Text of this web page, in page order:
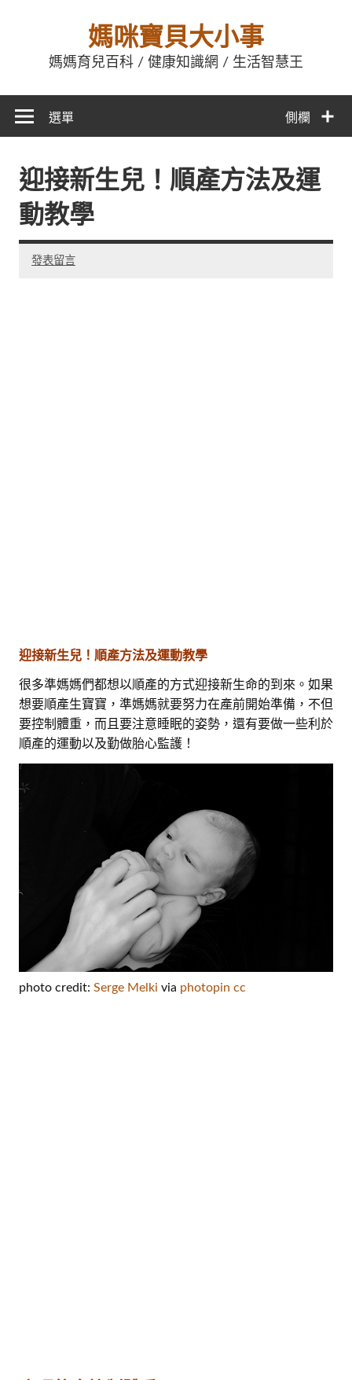
媽咪寶貝大小事
媽媽育兒百科 / 健康知識網 / 生活智慧王
側欄
選單
迎接新生兒！順產方法及運
動教學
發表留言
迎接新生兒！順產方法及運動教學
很多準媽媽們都想以順產的方式迎接新生命的到來。如果
想要順產生寶寶，準媽媽就要努力在產前開始準備，不但
要控制體重，而且要注意睡眠的姿勢，還有要做一些利於
順產的運動以及勤做胎心監護！
photo credit: Serge Melki via photopin cc